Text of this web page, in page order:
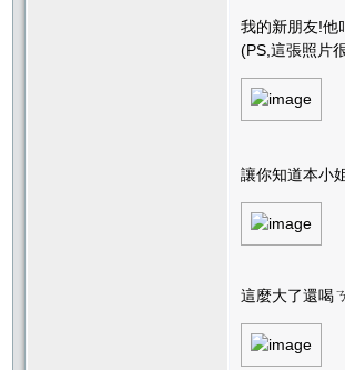
我的新朋友!他
(PS,這張照片
讓你知道本小
這麼大了還喝